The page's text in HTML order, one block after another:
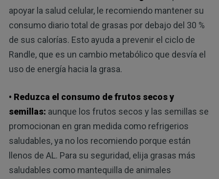
apoyar la salud celular, le recomiendo mantener su
consumo diario total de grasas por debajo del 30 %
de sus calorías. Esto ayuda a prevenir el ciclo de
Randle, que es un cambio metabólico que desvía el
uso de energía hacia la grasa.
• Reduzca el consumo de frutos secos y
semillas: aunque los frutos secos y las semillas se
promocionan en gran medida como refrigerios
saludables, ya no los recomiendo porque están
llenos de AL. Para su seguridad, elija grasas más
saludables como mantequilla de animales